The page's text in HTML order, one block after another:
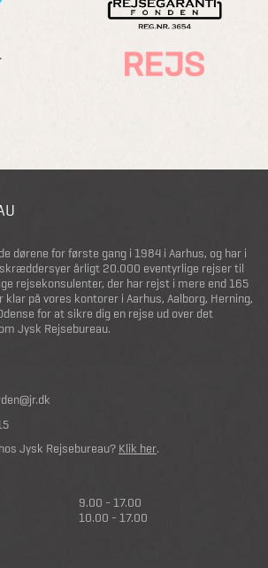
dørene for første gang i 1984 i Aarhus, og har i
årligt 20.000 eventyrlige rejser til
rejsekonsulenter, der har rejst i mere end 165
på vores kontorer i Aarhus, Aalborg, Herning,
for at sikre dig en rejse ud over det
Jysk Rejsebureau.
Jysk Rejsebureau? Klik her.
9.00 - 17.00
10.00 - 17.00